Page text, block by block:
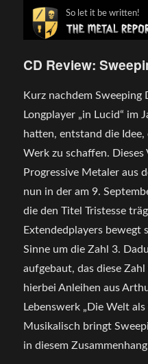
So let it be written!
CD Review:
Kurz nachdem Sweeping
Longplayer „in Lucid“
hatten, entstand die
Werk zu schaffen. Dieses
Progressive Metaler aus
nun in der am 9.
die den Titel Tristesse
Extendedplayers bewegt
Sinne um die Zahl 3.
aufgebaut, das diese
hierbei Anleihen aus
Lebenswerk „Die Welt
Musikalisch bringt
in diesem